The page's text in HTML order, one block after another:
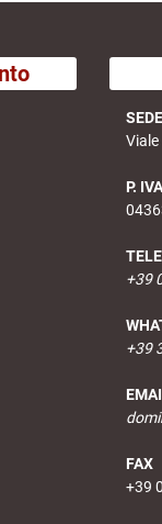
SEDE
P. IVA
+39
+39
FAX
+39